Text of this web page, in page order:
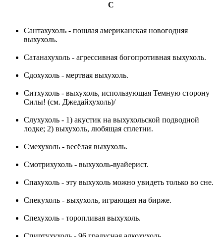
C
Сантахухоль - пошлая американская новогодняя
выхухоль.
Сатанахухоль - агрессивная богопротивная выхухоль.
Сдохухоль - мертвая выхухоль.
Ситхухоль - выхухоль, использующая Темную сторону
Силы! (см. Джедайхухоль)/
Слухухоль - 1) акустик на выхухольской подводной
лодке; 2) выхухоль, любящая сплетни.
Смехухоль - весёлая выхухоль.
Смотрихухоль - выхухоль-вуайерист.
Спахухоль - эту выхухоль можно увидеть только во сне.
Спекухоль - выхухоль, играющая на бирже.
Спехухоль - торопливая выхухоль.